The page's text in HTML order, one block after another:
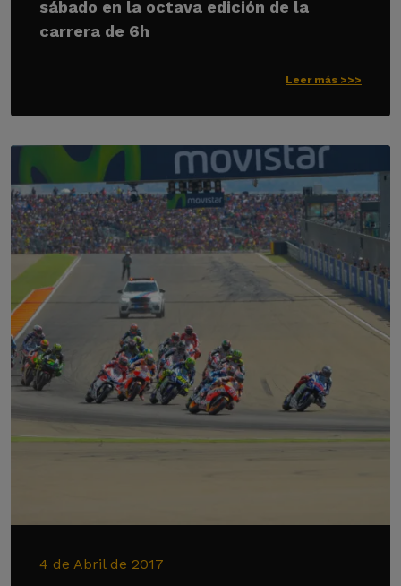
sábado en la octava edición de la
carrera de 6h
Leer más >>>
4 de Abril de 2017